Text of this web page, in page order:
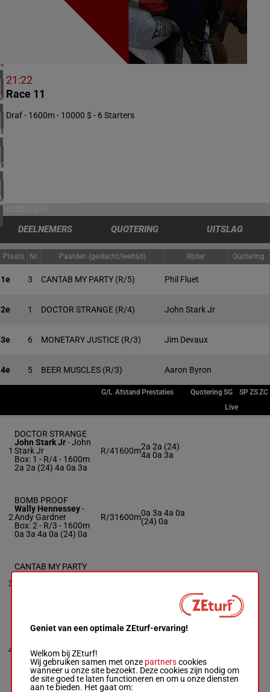
ZUID-AFRIKA
1 meeting(s)
VERENIGD KONINKRIJK
5 meeting(s)
IERLAND
1 meeting(s)
CHILI
1 meeting(s)
VERENIGDE STATEN
4 meeting(s)
21:22
Race 11
Draf - 1600m - 10000 $ - 6 Starters
DEELNEMERS QUOTERING UITSLAG
Plaats Nr. Paarden (geslacht/leeftijd) Rijder Quotering
1e 3 CANTAB MY PARTY (R/5) Phil Fluet
2e 1 DOCTOR STRANGE (R/4) John Stark Jr
3e 6 MONETARY JUSTICE (R/3) Jim Devaux
4e 5 BEER MUSCLES (R/3) Aaron Byron
G/L Afstand Prestaties QuoteringSG SPZSZC
Live
1
DOCTOR STRANGE
John Stark Jr-John
Stark Jr
Box: 1 - R/4 - 1600m
2a 2a (24) 4a 0a 3a
R/41600m2a 2a (24)
4a 0a 3a
2
BOMB PROOF
Wally Hennessey-
Andy Gardner
Box: 2 - R/3 - 1600m
0a 3a 4a 0a (24) 0a
R/31600m0a 3a 4a 0a
(24) 0a
3
CANTAB MY PARTY
Phil Fluet-Brielle
4
GRANT-CAROL
Sawyers
Box: 4 -R/4 - 1600m
0a (24) 0a 1a 4a 0a
Geniet van een optimale ZEturf-ervaring!
Welkom bij ZEturf!
Wij gebruiken samen met onze partnerscookies
wanneer u onze site bezoekt. Deze cookies zijn nodig om
de site goed te laten functioneren en om u onze diensten
aan te bieden. Het gaat om: